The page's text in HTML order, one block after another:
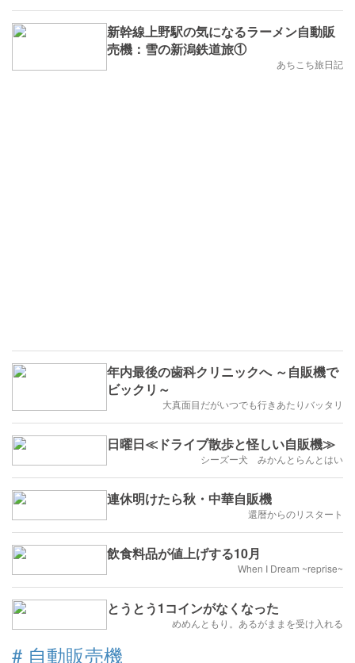
新幹線上野駅の気になるラーメン自動販
売機：雪の新潟鉄道旅①
あちこち旅日記
年内最後の歯科クリニックへ ～自販機で
ビックリ～
大真面目だがいつでも行きあたりバッタリ
日曜日≪ドライブ散歩と怪しい自販機≫
シーズー犬 みかんとらんとはい
連休明けたら秋・中華自販機
還暦からのリスタート
飲食料品が値上げする10月
When I Dream ~reprise~
とうとう1コインがなくなった
めめんともり。あるがままを受け入れる
# 自動販売機